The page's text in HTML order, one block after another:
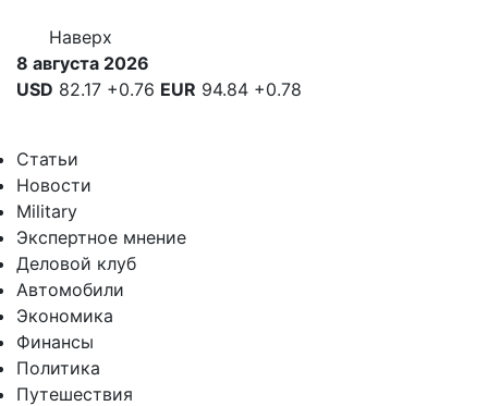
Наверх
8 августа 2026
USD 82.17 +0.76 EUR 94.84 +0.78
Статьи
Новости
Military
Экспертное мнение
Деловой клуб
Автомобили
Экономика
Финансы
Политика
Путешествия